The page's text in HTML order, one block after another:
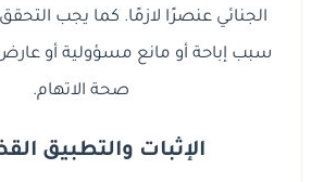
الجنائي عنصرًا لازمًا. كما يجب
سبب إباحة أو مانع مسؤولية أو عارض
صحة الاتهام.
الإثبات والتطبيق